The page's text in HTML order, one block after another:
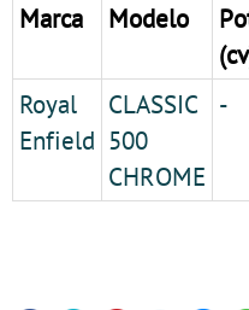
Marca Modelo
Royal
Enfield
CLASSIC
500
CHROME
-